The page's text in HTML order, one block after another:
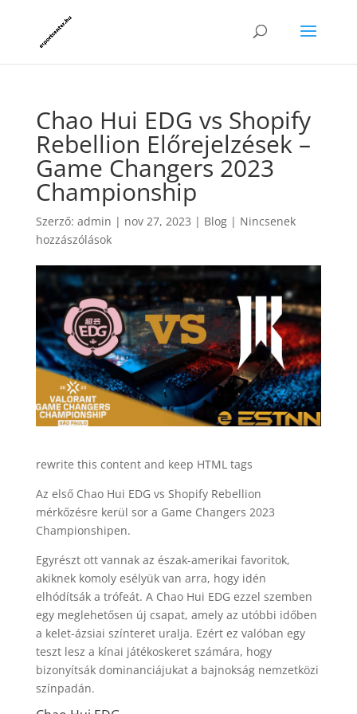
Chao Hui EDG vs Shopify
Rebellion Előrejelzések –
Game Changers 2023
Championship
Szerző: admin | nov 27, 2023 | Blog| Nincsenek
hozzászólások
rewrite this content and keep HTML tags
Az első Chao Hui EDG vs Shopify Rebellion
mérkőzésre kerül sor a Game Changers 2023
Championshipen.
Egyrészt ott vannak az észak-amerikai favoritok,
akiknek komoly esélyük van arra, hogy idén
elhódítsák a trófeát. A Chao Hui EDG ezzel szemben
egy meglehetősen új csapat, amely az utóbbi időben
a kelet-ázsiai színteret uralja. Ezért ez valóban egy
teszt lesz a kínai játékoskeret számára, hogy
bizonyítsák dominanciájukat a bajnokság nemzetközi
színpadán.